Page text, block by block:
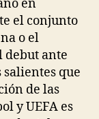
en
el conjunto
o el
debut ante
salientes que
de las
y UEFA es